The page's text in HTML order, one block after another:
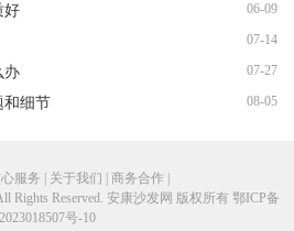
好 06-09
07-14
办 07-27
和细节 08-05
服务 | 关于我们 | 商务合作 |
Rights Reserved. 安康沙发网 版权所有 鄂ICP备
2023018507号-10